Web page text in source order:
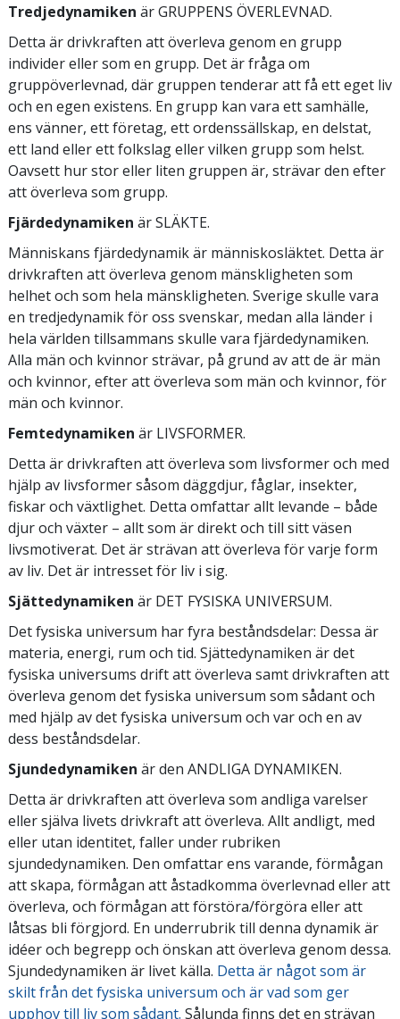
Tredjedynamiken är GRUPPENS ÖVERLEVNAD.
Detta är drivkraften att överleva genom en grupp
individer eller som en grupp. Det är fråga om
gruppöverlevnad, där gruppen tenderar att få ett eget liv
och en egen existens. En grupp kan vara ett samhälle,
ens vänner, ett företag, ett ordenssällskap, en delstat,
ett land eller ett folkslag eller vilken grupp som helst.
Oavsett hur stor eller liten gruppen är, strävar den efter
att överleva som grupp.
Fjärdedynamiken är SLÄKTE.
Människans fjärdedynamik är människosläktet. Detta är
drivkraften att överleva genom mänskligheten som
helhet och som hela mänskligheten. Sverige skulle vara
en tredjedynamik för oss svenskar, medan alla länder i
hela världen tillsammans skulle vara fjärdedynamiken.
Alla män och kvinnor strävar, på grund av att de är män
och kvinnor, efter att överleva som män och kvinnor, för
män och kvinnor.
Femtedynamiken är LIVSFORMER.
Detta är drivkraften att överleva som livsformer och med
hjälp av livsformer såsom däggdjur, fåglar, insekter,
fiskar och växtlighet. Detta omfattar allt levande – både
djur och växter – allt som är direkt och till sitt väsen
livsmotiverat. Det är strävan att överleva för varje form
av liv. Det är intresset för liv i sig.
Sjättedynamiken är DET FYSISKA UNIVERSUM.
Det fysiska universum har fyra beståndsdelar: Dessa är
materia, energi, rum och tid. Sjättedynamiken är det
fysiska universums drift att överleva samt drivkraften att
överleva genom det fysiska universum som sådant och
med hjälp av det fysiska universum och var och en av
dess beståndsdelar.
Sjundedynamiken är den ANDLIGA DYNAMIKEN.
Detta är drivkraften att överleva som andliga varelser
eller själva livets drivkraft att överleva. Allt andligt, med
eller utan identitet, faller under rubriken
sjundedynamiken. Den omfattar ens varande, förmågan
att skapa, förmågan att åstadkomma överlevnad eller att
överleva, och förmågan att förstöra/förgöra eller att
låtsas bli förgjord. En underrubrik till denna dynamik är
idéer och begrepp och önskan att överleva genom dessa.
Sjundedynamiken är livet källa. Detta är något som är
skilt från det fysiska universum och är vad som ger
upphov till liv som sådant. Sålunda finns det en strävan